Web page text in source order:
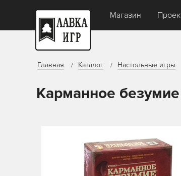
Магазин
Главная Каталог Настольные игры
Карманное безумие